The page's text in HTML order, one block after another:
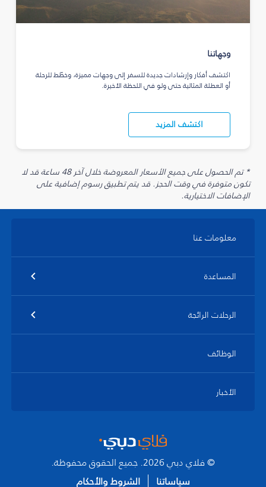
وجهاتنا
اكتشف أفكار وإرشادات جديدة للسفر إلى وجهات مميزة، وخطّط للرحلة
أو العطلة المثالية حتى ولو في اللحظة الأخيرة.
اكتشف المزيد
* تم الحصول على جميع الأسعار المعروضة خلال آخر 48 ساعة قد لا
تكون متوفرة في وقت الحجز. قد يتم تطبيق رسوم إضافية على
الإضافات الاختيارية.
معلومات عنا
المساعدة
الرحلات الرائجة
الوظائف
الأخبار
© فلاي دبي 2026. جميع الحقوق محفوظة.
سياساتنا
الشروط والأحكام